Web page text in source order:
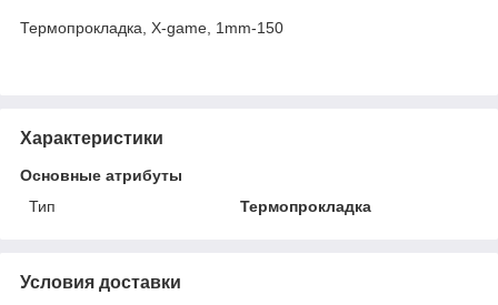
Термопрокладка, X-game, 1mm-150
Характеристики
Основные атрибуты
Тип
Термопрокладка
Условия доставки